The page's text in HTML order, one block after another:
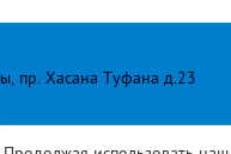
пр. Хасана Туфана д.23